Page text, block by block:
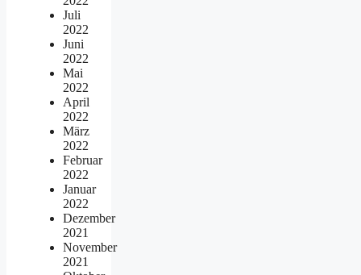
Juli
2022
Juni
2022
Mai
2022
April
2022
März
2022
Februar
2022
Januar
2022
Dezember
2021
November
2021